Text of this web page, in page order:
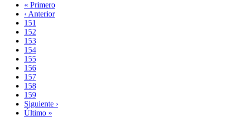
Paginación
Primera
página
« Primero
Página
anterior
‹ Anterior
Page
151
Page
152
Page
153
Page
154
Page
155
Page
156
Page
157
Página
actual
158
Page
159
Siguiente
página
Siguiente ›
Última
Último »